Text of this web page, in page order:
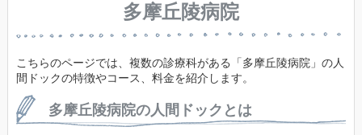
多摩丘陵病院
こちらのページでは、複数の診療科がある「多摩丘陵病院」の人
間ドックの特徴やコース、料金を紹介します。
多摩丘陵病院の人間ドックとは